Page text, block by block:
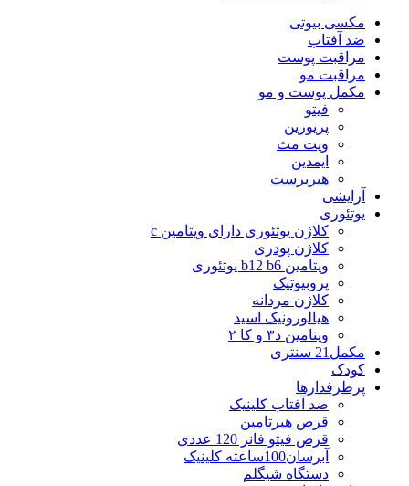
مکسی بیوتی
ضد آفتاب
مراقبت پوست
مراقبت مو
مکمل پوست و مو
فیتو
پریورین
ویت مث
ایمدین
هیربرست
آرایشی
یوتئوری
کلاژن یوتئوری دارای ویتامین c
کلاژن پودری
ویتامین b12 b6 یوتئوری
پروبیوتیک
کلاژن مردانه
هیالورونیک اسید
ویتامین د۳ و کا ۲
مکمل21 سنتری
کودک
پرطرفدارها
ضد آفتاب کلینیک
قرص هیرتامین
قرص فیتو فانر 120 عددی
آبرسان100ساعته کلینیک
دستگاه شیگلم